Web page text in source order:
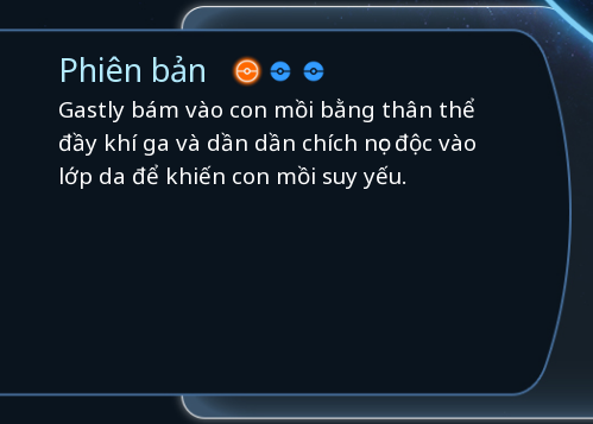
Phiên bản
Gastly bám vào con mồi bằng thân thể
đầy khí ga và dần dần chích nọc độc vào
lớp da để khiến con mồi suy yếu.